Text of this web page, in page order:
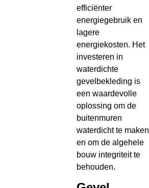
efficiënter
energiegebruik en
lagere
energiekosten. Het
investeren in
waterdichte
gevelbekleding is
een waardevolle
oplossing om de
buitenmuren
waterdicht te maken
en om de algehele
bouw integriteit te
behouden.